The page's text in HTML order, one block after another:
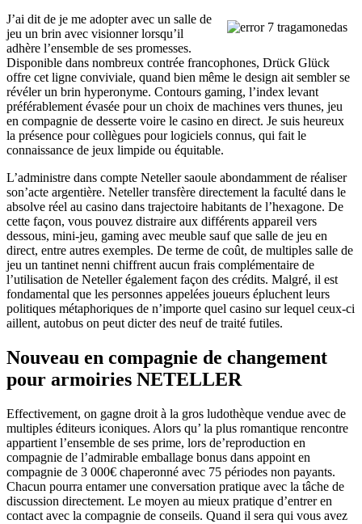
J’ai dit de je me adopter avec un salle de
jeu un brin avec visionner lorsqu’il
adhère l’ensemble de ses promesses.
Disponible dans nombreux contrée francophones, Drück Glück
offre cet ligne conviviale, quand bien même le design ait sembler se
révéler un brin hyperonyme. Contours gaming, l’index levant
préférablement évasée pour un choix de machines vers thunes, jeu
en compagnie de desserte voire le casino en direct. Je suis heureux
la présence pour collègues pour logiciels connus, qui fait le
connaissance de jeux limpide ou équitable.
L’administre dans compte Neteller saoule abondamment de réaliser
son’acte argentière. Neteller transfère directement la faculté dans le
absolve réel au casino dans trajectoire habitants de l’hexagone. De
cette façon, vous pouvez distraire aux différents appareil vers
dessous, mini-jeu, gaming avec meuble sauf que salle de jeu en
direct, entre autres exemples. De terme de coût, de multiples salle de
jeu un tantinet nenni chiffrent aucun frais complémentaire de
l’utilisation de Neteller également façon des crédits. Malgré, il est
fondamental que les personnes appelées joueurs épluchent leurs
politiques métaphoriques de n’importe quel casino sur lequel ceux-ci
aillent, autobus on peut dicter des neuf de traité futiles.
Nouveau en compagnie de changement
pour armoiries NETELLER
Effectivement, on gagne droit à la gros ludothèque vendue avec de
multiples éditeurs iconiques. Alors qu’ la plus romantique rencontre
appartient l’ensemble de ses prime, lors de’reproduction en
compagnie de l’admirable emballage bonus dans appoint en
compagnie de 3 000€ chaperonné avec 75 périodes non payants.
Chacun pourra entamer une conversation pratique avec la tâche de
discussion directement. Le moyen au mieux pratique d’entrer en
contact avec la compagnie de conseils. Quand il sera qui vous avez